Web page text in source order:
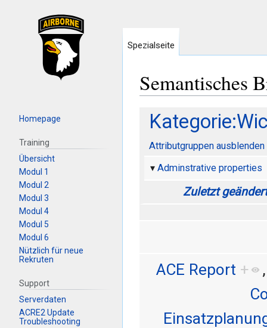
Semantisches
Zur
Navigation
springen
Zur
Suche
springen
Attributgruppen ausblenden
Adminstrative properties
Zuletzt geändert
ACE Report +
Spezialseite
Homepage
Training
Übersicht
Modul 1
Modul 2
Modul 3
Modul 4
Modul 5
Modul 6
Nützlich für neue
Rekruten
Support
Serverdaten
ACRE2 Update
Troubleshooting